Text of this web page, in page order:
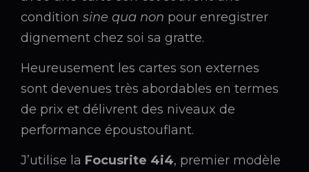
condition sine qua non pour enregistrer
dignement chez soi sa gratte.
Heureusement les cartes son externes
sont devenues très abordables en termes
de prix et délivrent des niveaux de
performance époustouflant.
J’utilise la Focusrite 4i4, premier modèle